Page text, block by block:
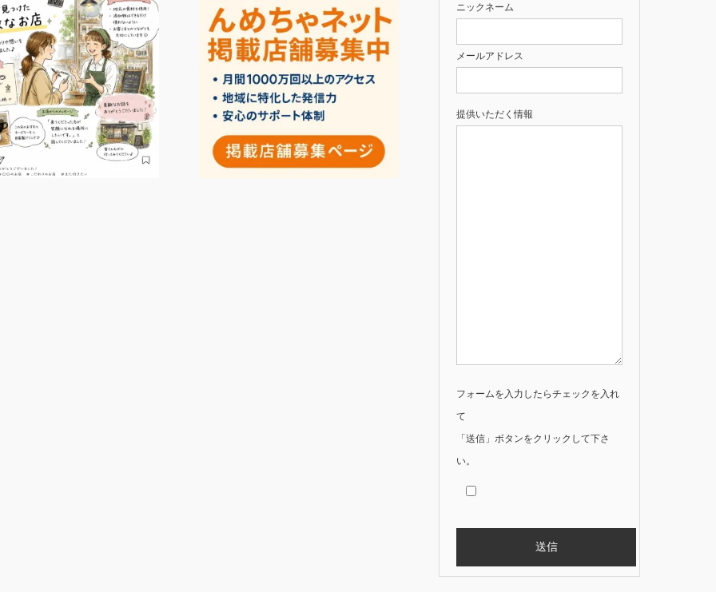
ニックネーム
メールアドレス
提供いただく情報
フォームを入力したらチェックを入れ
て
「送信」ボタンをクリックして下さ
い。